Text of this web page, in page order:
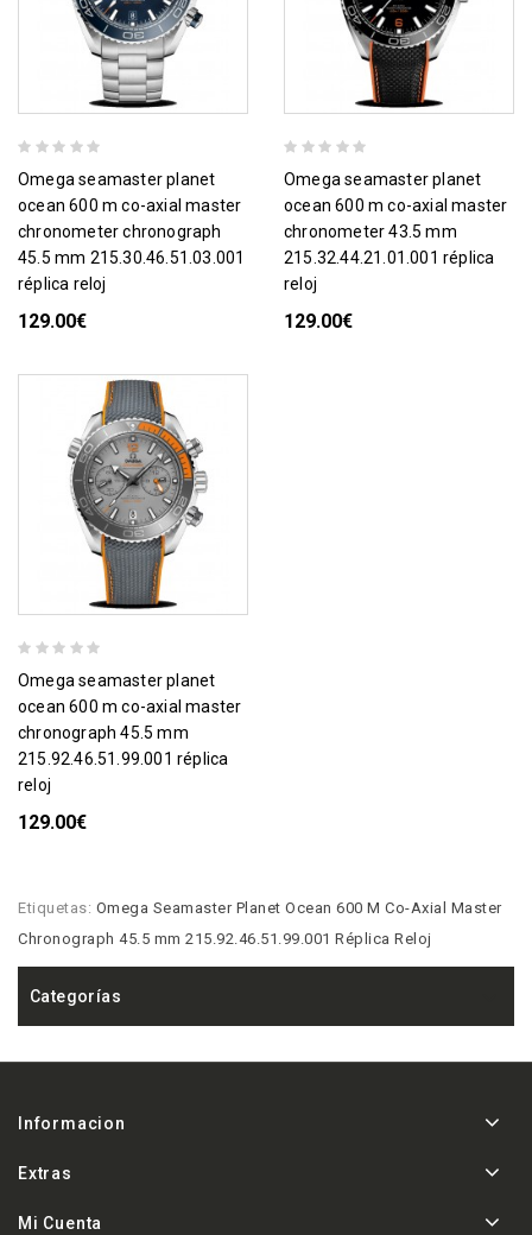
omega seamaster planet
ocean 600 m co-axial master
chronometer chronograph
45.5 mm 215.30.46.51.03.001
réplica reloj
129.00€
omega seamaster planet
ocean 600 m co-axial master
chronometer 43.5 mm
215.32.44.21.01.001 réplica
reloj
129.00€
omega seamaster planet
ocean 600 m co-axial master
chronograph 45.5 mm
215.92.46.51.99.001 réplica
reloj
129.00€
Etiquetas: Omega Seamaster Planet Ocean 600 M Co-Axial Master
Chronograph 45.5 mm 215.92.46.51.99.001 Réplica Reloj
Categorías
Informacion
Extras
Mi Cuenta